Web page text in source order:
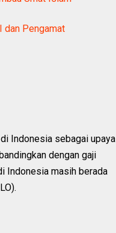
dan Pengamat
Indonesia sebagai upaya
dengan gaji
Indonesia masih berada